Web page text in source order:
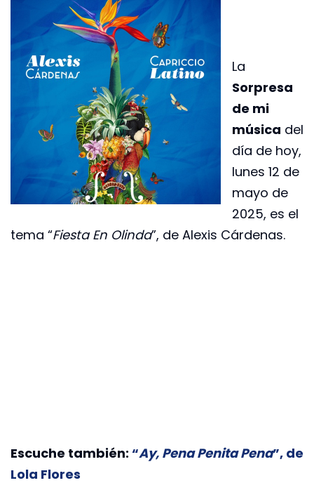
La
Sorpresa
de mi
música del
día de hoy,
lunes 12 de
mayo de
2025, es el
tema “Fiesta En Olinda”, de Alexis Cárdenas.
Escuche también: “Ay, Pena Penita Pena”, de
Lola Flores